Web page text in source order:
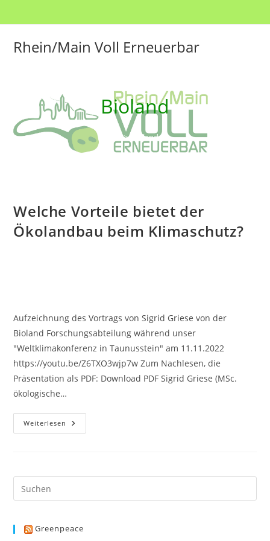
Inhalt
Rhein/Main Voll Erneuerbar
Bioland
> Bioland
Welche Vorteile bietet der
Ökolandbau beim Klimaschutz?
Aufzeichnung des Vortrags von Sigrid Griese von der
Bioland Forschungsabteilung während unser
"Weltklimakonferenz in Taunusstein" am 11.11.2022
https://youtu.be/Z6TXO3wjp7w Zum Nachlesen, die
Präsentation als PDF: Download PDF Sigrid Griese (MSc.
ökologische…
Weiterlesen Welche
Vorteile
Klimaschutz?
Greenpeace